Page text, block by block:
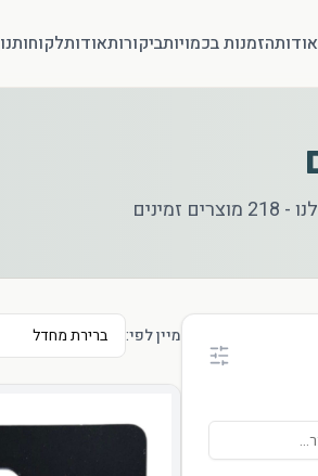
אודותהזמנות בכמויותביקורותאודותלקוחותנו
-
218 מוצרים זמינים
מיין לפי: